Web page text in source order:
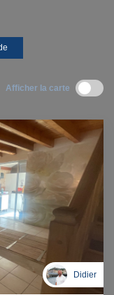
Afficher la carte
Didier